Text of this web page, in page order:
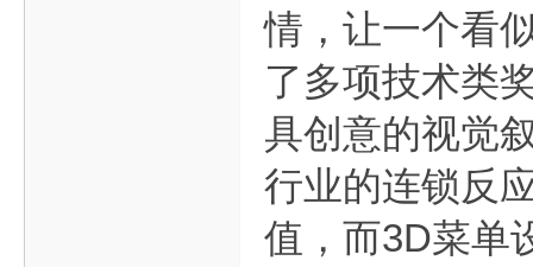
情，让一个看
了多项技术类
具创意的视觉
行业的连锁反
值，而3D菜单